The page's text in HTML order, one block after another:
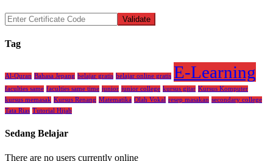
Tag
Al-Quran Bahasa Jepang belajar gratis belajar online gratis E-Learning
faculties same faculties same time junior junior college kursus gitar Kursus Komputer
kursus memasak Kursus Renang Matematika Olah Vokal resep masakan secondary college
Tata Rias Tutorial Hijab
Sedang Belajar
There are no users currently online